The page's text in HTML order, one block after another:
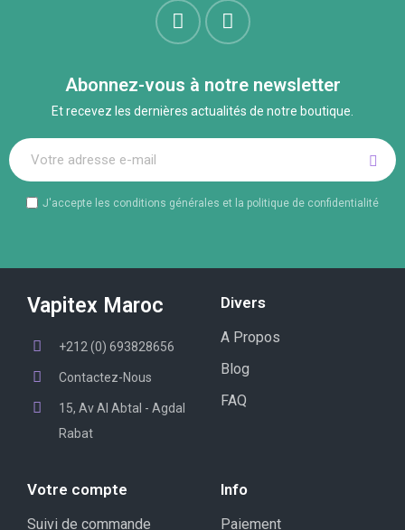
Abonnez-vous à notre newsletter
Et recevez les dernières actualités de notre boutique.
J'accepte les conditions générales et la politique de confidentialité
Vapitex Maroc
+212 (0) 693828656
Contactez-Nous
15, Av Al Abtal - Agdal
Rabat
Divers
A Propos
Blog
FAQ
Votre compte
Suivi de commande
Info
Paiement